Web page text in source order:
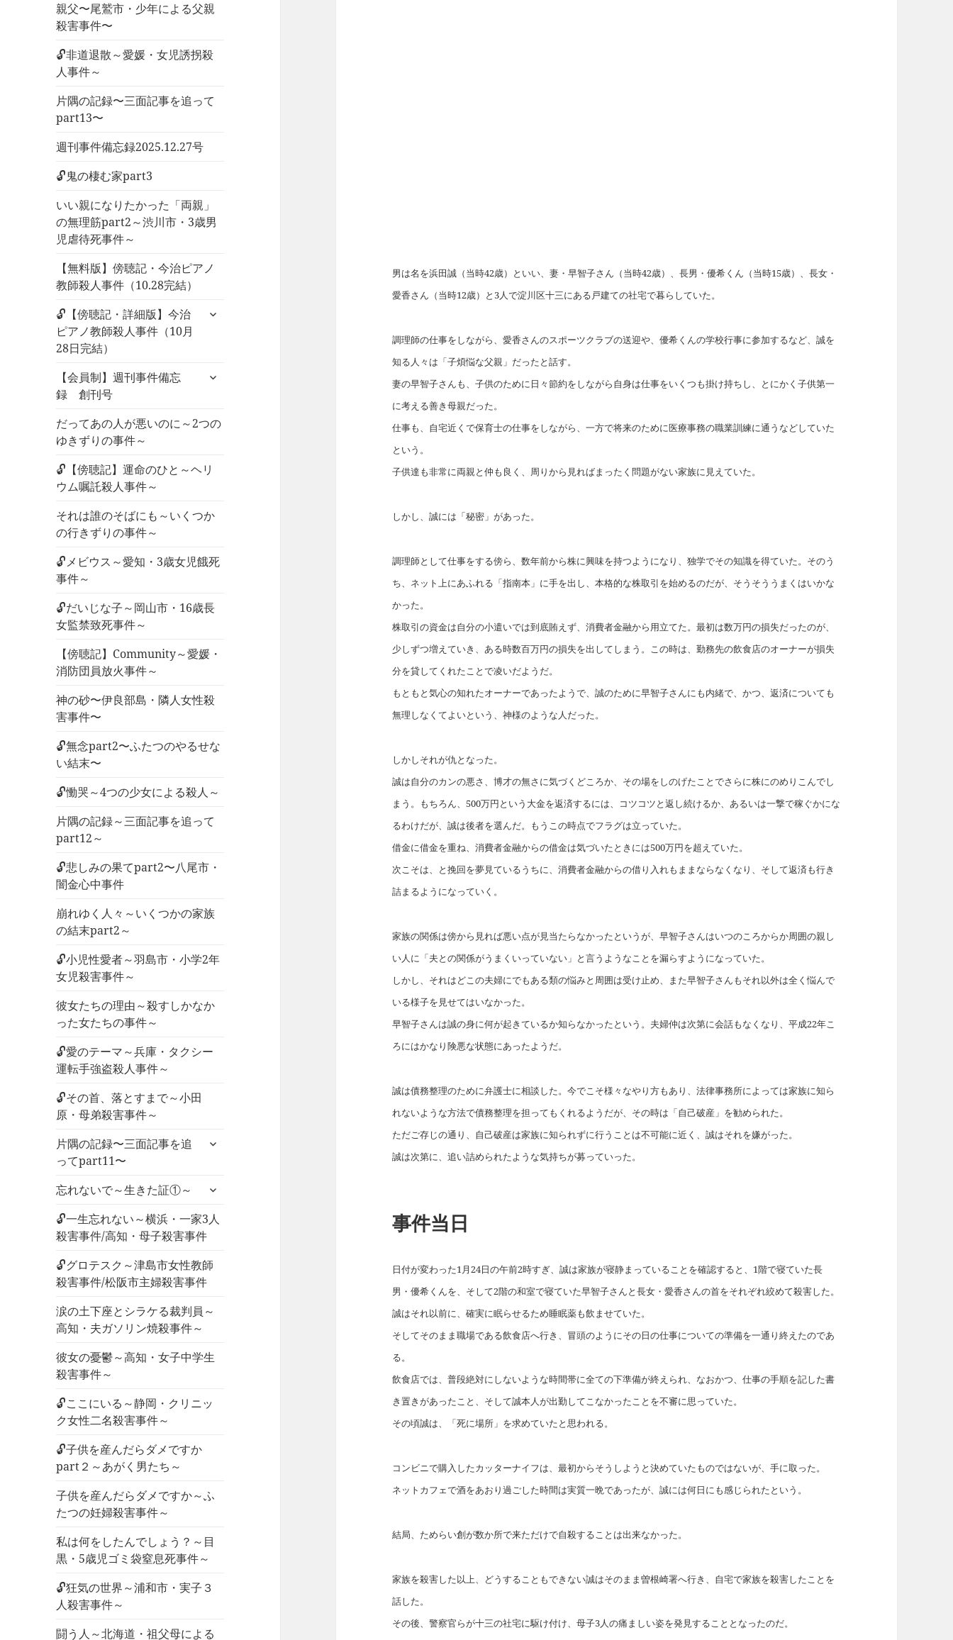
親父〜尾鷲市・少年による父親
殺害事件〜
🔓非道退散～愛媛・女児誘拐殺
人事件～
片隅の記録〜三面記事を追って
part13〜
週刊事件備忘録2025.12.27号
🔓鬼の棲む家part3
いい親になりたかった「両親」
の無理筋part2～渋川市・3歳男
児虐待死事件～
【無料版】傍聴記・今治ピアノ
教師殺人事件（10.28完結）
🔓【傍聴記・詳細版】今治
ピアノ教師殺人事件（10月
28日完結）
サ
ュ
展
【会員制】週刊事件備忘
録 創刊号
サ
ニ
を
だってあの人が悪いのに～2つの
ゆきずりの事件～
🔓【傍聴記】運命のひと～ヘリ
ウム嘱託殺人事件～
それは誰のそばにも～いくつか
の行きずりの事件～
🔓メビウス～愛知・3歳女児餓死
事件～
🔓だいじな子～岡山市・16歳長
女監禁致死事件～
【傍聴記】Community～愛媛・
消防団員放火事件～
神の砂〜伊良部島・隣人女性殺
害事件〜
🔓無念part2〜ふたつのやるせな
い結末〜
🔓慟哭～4つの少女による殺人～
片隅の記録～三面記事を追って
part12～
🔓悲しみの果てpart2〜八尾市・
闇金心中事件
崩れゆく人々～いくつかの家族
の結末part2～
🔓小児性愛者～羽島市・小学2年
女児殺害事件～
彼女たちの理由～殺すしかなか
った女たちの事件～
🔓愛のテーマ～兵庫・タクシー
運転手強盗殺人事件～
🔓その首、落とすまで～小田
原・母弟殺害事件～
片隅の記録〜三面記事を追
ってpart11〜
サ
ニ
ー
を
開
忘れないで～生きた証①～
サ
メ
ニ
ー
を
開
🔓一生忘れない～横浜・一家3人
殺害事件/高知・母子殺害事件
🔓グロテスク～津島市女性教師
殺害事件/松阪市主婦殺害事件
涙の土下座とシラケる裁判員～
高知・夫ガソリン焼殺事件～
彼女の憂鬱～高知・女子中学生
殺害事件～
🔓ここにいる～静岡・クリニッ
ク女性二名殺害事件～
🔓子供を産んだらダメですか
part２～あがく男たち～
子供を産んだらダメですか～ふ
たつの妊婦殺害事件～
私は何をしたんでしょう？～目
黒・5歳児ゴミ袋窒息死事件～
🔓狂気の世界～浦和市・実子３
人殺害事件～
闘う人～北海道・祖父母による
男は名を浜田誠（当時42歳）といい、妻・早智子さん（当時42歳）、長男・優希くん（当時15歳）、長女・
愛香さん（当時12歳）と3人で淀川区十三にある戸建ての社宅で暮らしていた。
調理師の仕事をしながら、愛香さんのスポーツクラブの送迎や、優希くんの学校行事に参加するなど、誠を
知る人々は「子煩悩な父親」だったと話す。
妻の早智子さんも、子供のために日々節約をしながら自身は仕事をいくつも掛け持ちし、とにかく子供第一
に考える善き母親だった。
仕事も、自宅近くで保育士の仕事をしながら、一方で将来のために医療事務の職業訓練に通うなどしていた
という。
子供達も非常に両親と仲も良く、周りから見ればまったく問題がない家族に見えていた。
しかし、誠には「秘密」があった。
調理師として仕事をする傍ら、数年前から株に興味を持つようになり、独学でその知識を得ていた。そのう
ち、ネット上にあふれる「指南本」に手を出し、本格的な株取引を始めるのだが、そうそううまくはいかな
かった。
株取引の資金は自分の小遣いでは到底賄えず、消費者金融から用立てた。最初は数万円の損失だったのが、
少しずつ増えていき、ある時数百万円の損失を出してしまう。この時は、勤務先の飲食店のオーナーが損失
分を貸してくれたことで凌いだようだ。
もともと気心の知れたオーナーであったようで、誠のために早智子さんにも内緒で、かつ、返済についても
無理しなくてよいという、神様のような人だった。
しかしそれが仇となった。
誠は自分のカンの悪さ、博才の無さに気づくどころか、その場をしのげたことでさらに株にのめりこんでし
まう。もちろん、500万円という大金を返済するには、コツコツと返し続けるか、あるいは一撃で稼ぐかにな
るわけだが、誠は後者を選んだ。もうこの時点でフラグは立っていた。
借金に借金を重ね、消費者金融からの借金は気づいたときには500万円を超えていた。
次こそは、と挽回を夢見ているうちに、消費者金融からの借り入れもままならなくなり、そして返済も行き
詰まるようになっていく。
家族の関係は傍から見れば悪い点が見当たらなかったというが、早智子さんはいつのころからか周囲の親し
い人に「夫との関係がうまくいっていない」と言うようなことを漏らすようになっていた。
しかし、それはどこの夫婦にでもある類の悩みと周囲は受け止め、また早智子さんもそれ以外は全く悩んで
いる様子を見せてはいなかった。
早智子さんは誠の身に何が起きているか知らなかったという。夫婦仲は次第に会話もなくなり、平成22年こ
ろにはかなり険悪な状態にあったようだ。
誠は債務整理のために弁護士に相談した。今でこそ様々なやり方もあり、法律事務所によっては家族に知ら
れないような方法で債務整理を担ってもくれるようだが、その時は「自己破産」を勧められた。
ただご存じの通り、自己破産は家族に知られずに行うことは不可能に近く、誠はそれを嫌がった。
誠は次第に、追い詰められたような気持ちが募っていった。
事件当日
日付が変わった1月24日の午前2時すぎ、誠は家族が寝静まっていることを確認すると、1階で寝ていた長
男・優希くんを、そして2階の和室で寝ていた早智子さんと長女・愛香さんの首をそれぞれ絞めて殺害した。
誠はそれ以前に、確実に眠らせるため睡眠薬も飲ませていた。
そしてそのまま職場である飲食店へ行き、冒頭のようにその日の仕事についての準備を一通り終えたのであ
る。
飲食店では、普段絶対にしないような時間帯に全ての下準備が終えられ、なおかつ、仕事の手順を記した書
き置きがあったこと、そして誠本人が出勤してこなかったことを不審に思っていた。
その頃誠は、「死に場所」を求めていたと思われる。
コンビニで購入したカッターナイフは、最初からそうしようと決めていたものではないが、手に取った。
ネットカフェで酒をあおり過ごした時間は実質一晩であったが、誠には何日にも感じられたという。
結局、ためらい創が数か所で来ただけで自殺することは出来なかった。
家族を殺害した以上、どうすることもできない誠はそのまま曽根崎署へ行き、自宅で家族を殺害したことを
話した。
その後、警察官らが十三の社宅に駆け付け、母子3人の痛ましい姿を発見することとなったのだ。